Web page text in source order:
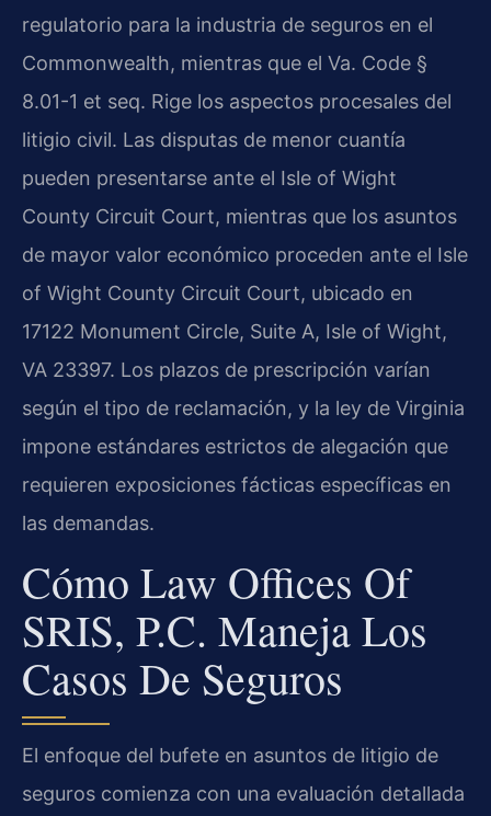
regulatorio para la industria de seguros en el
Commonwealth, mientras que el Va. Code §
8.01-1 et seq. Rige los aspectos procesales del
litigio civil. Las disputas de menor cuantía
pueden presentarse ante el Isle of Wight
County Circuit Court, mientras que los asuntos
de mayor valor económico proceden ante el Isle
of Wight County Circuit Court, ubicado en
17122 Monument Circle, Suite A, Isle of Wight,
VA 23397. Los plazos de prescripción varían
según el tipo de reclamación, y la ley de Virginia
impone estándares estrictos de alegación que
requieren exposiciones fácticas específicas en
las demandas.
Cómo Law Offices Of
SRIS, P.C. Maneja Los
Casos De Seguros
El enfoque del bufete en asuntos de litigio de
seguros comienza con una evaluación detallada